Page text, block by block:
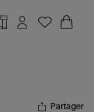
Partager